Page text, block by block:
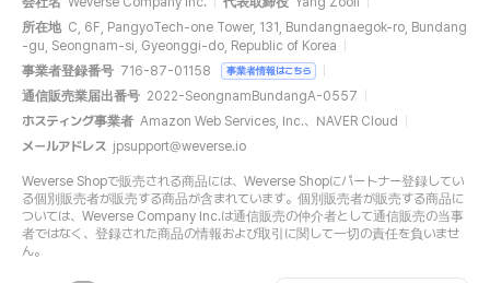
所在地 C, 6F, PangyoTech-one Tower, 131, Bundangnaegok-ro, Bundang
-gu, Seongnam-si, Gyeonggi-do, Republic of Korea
事業者登録番号 716-87-01158 事業者情報はこちら
通信販売業届出番号 2022-SeongnamBundangA-0557
ホスティング事業者 Amazon Web Services, Inc.、NAVER Cloud
メールアドレス jpsupport@weverse.io
Weverse Shopで販売される商品には、Weverse Shopにパートナー登録してい
る個別販売者が販売する商品が含まれています。個別販売者が販売する商品に
ついては、Weverse Company Inc.は通信販売の仲介者として通信販売の当事
者ではなく、登録された商品の情報および取引に関して一切の責任を負いませ
ん。